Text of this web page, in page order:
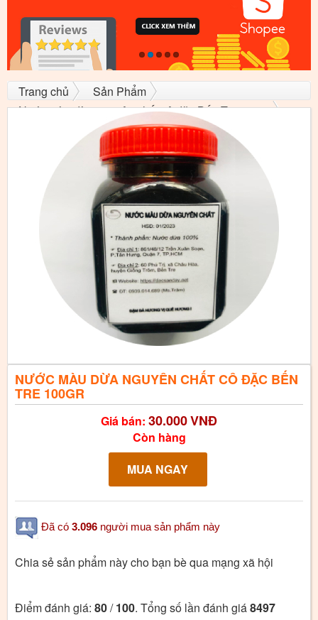
Trang chủ
Sản Phẩm
Nước màu dừa nguyên chất cô đặc Bến Tre 100gr
NƯỚC MÀU DỪA NGUYÊN CHẤT CÔ ĐẶC BẾN
TRE 100GR
Giá bán: 30.000VNĐ
Còn hàng
Đã có 3.096 người mua sản phẩm này
Chia sẻ sản phẩm này cho bạn bè qua mạng xã hội
Điểm đánh giá: 80/100. Tổng số lần đánh giá8497